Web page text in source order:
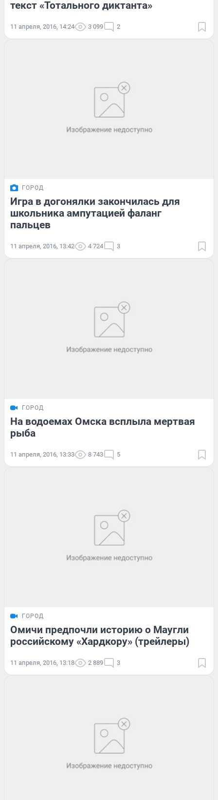
текст «Тотального диктанта»
11 апреля, 2016, 14:24 3 099 2
ГОРОД
Игра в догонялки закончилась для
школьника ампутацией фаланг
пальцев
11 апреля, 2016, 13:42 4 724 3
ГОРОД
На водоемах Омска всплыла мертвая
рыба
11 апреля, 2016, 13:33 8 743 5
ГОРОД
Омичи предпочли историю о Маугли
российскому «Хардкору» (трейлеры)
11 апреля, 2016, 13:18 2 889 3